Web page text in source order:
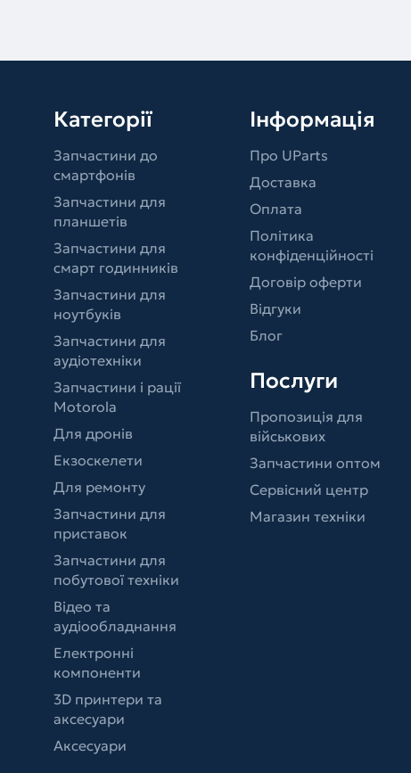
Категорії
Запчастини до
смартфонів
Запчастини для
планшетів
Запчастини для
смарт годинників
Запчастини для
ноутбуків
Запчастини для
аудіотехніки
Запчастини і рації
Motorola
Для дронів
Екзоскелети
Для ремонту
Запчастини для
приставок
Запчастини для
побутової техніки
Відео та
аудіообладнання
Електронні
компоненти
3D принтери та
аксесуари
Аксесуари
Інформація
Про UParts
Доставка
Оплата
Політика
конфіденційності
Договір оферти
Відгуки
Блог
Послуги
Пропозиція для
військових
Запчастини оптом
Сервісний центр
Магазин техніки